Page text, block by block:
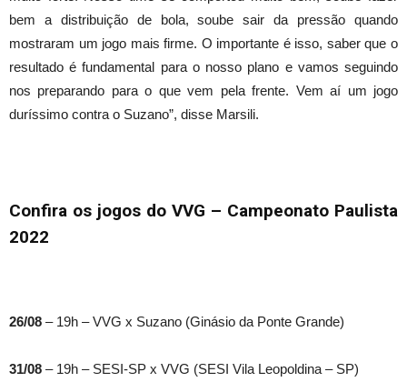
bem a distribuição de bola, soube sair da pressão quando
mostraram um jogo mais firme. O importante é isso, saber que o
resultado é fundamental para o nosso plano e vamos seguindo
nos preparando para o que vem pela frente. Vem aí um jogo
duríssimo contra o Suzano”, disse Marsili.
Confira os jogos do VVG – Campeonato Paulista
2022
26/08 – 19h – VVG x Suzano (Ginásio da Ponte Grande)
31/08 – 19h – SESI-SP x VVG (SESI Vila Leopoldina – SP)